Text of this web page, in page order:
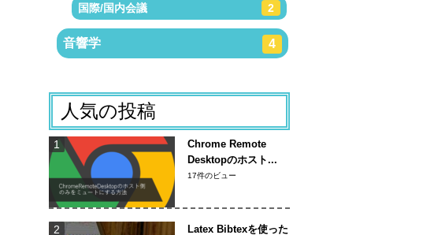
国際/国内会議 2
音響学 4
人気の投稿
Chrome Remote
Desktopのホスト...
17件のビュー
Latex Bibtexを使った